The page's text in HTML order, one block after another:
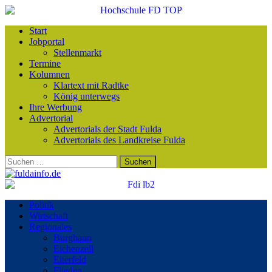
Start
Jobportal
Stellenmarkt
Termine
Kolumnen
Klartext mit Radtke
König unterwegs
Ihre Werbung
Advertorial
Advertorials der Stadt Fulda
Advertorials des Landkreise Fulda
Suchen
nach:
Politik
Wirtschaft
Regionales
Burghaun
Eichenzell
Eiterfeld